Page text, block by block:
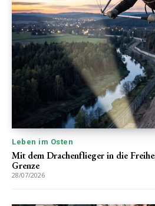
Leben im Osten
Mit dem Drachenflieger in die
Grenze
28/07/2026